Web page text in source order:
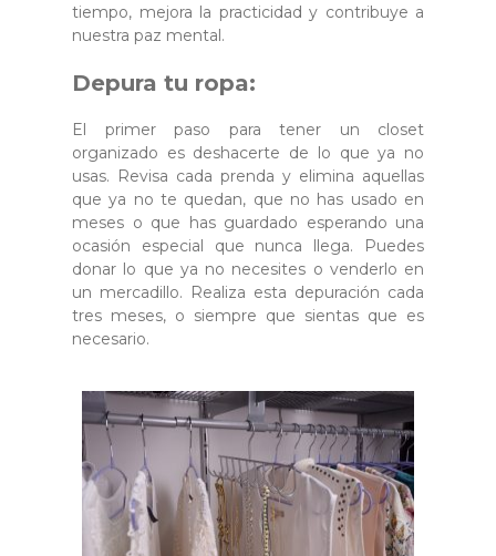
tiempo, mejora la practicidad y contribuye a
nuestra paz mental.
Depura tu ropa:
El primer paso para tener un closet
organizado es deshacerte de lo que ya no
usas. Revisa cada prenda y elimina aquellas
que ya no te quedan, que no has usado en
meses o que has guardado esperando una
ocasión especial que nunca llega. Puedes
donar lo que ya no necesites o venderlo en
un mercadillo. Realiza esta depuración cada
tres meses, o siempre que sientas que es
necesario.